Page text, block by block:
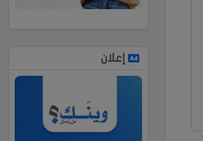
إعلان